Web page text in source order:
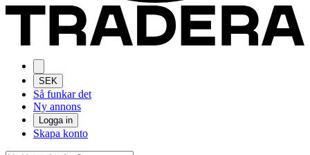
SEK
Så funkar det
Ny annons
Logga in
Skapa konto